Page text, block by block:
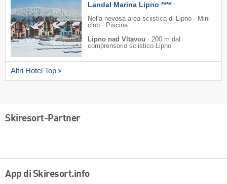
Landal Marina Lipno ****
Nella nevosa area sciistica di Lipno · Mini
club · Piscina
Lipno nad Vltavou · 200 m dal
comprensorio sciistico Lipno
Altri Hotel Top
Skiresort-Partner
App di Skiresort.info